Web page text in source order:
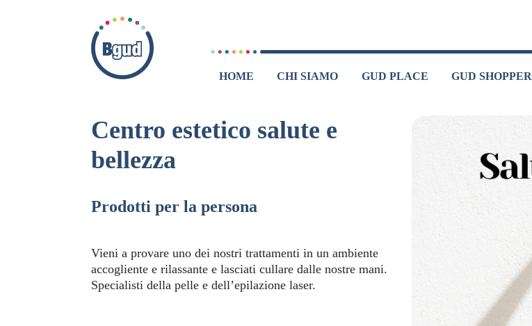
HOME CHI SIAMO GUD PLACE GUD SHOPPER
Centro estetico salute e
bellezza
Prodotti per la persona
Vieni a provare uno dei nostri trattamenti in un ambiente
accogliente e rilassante e lasciati cullare dalle nostre mani.
Specialisti della pelle e dell’epilazione laser.